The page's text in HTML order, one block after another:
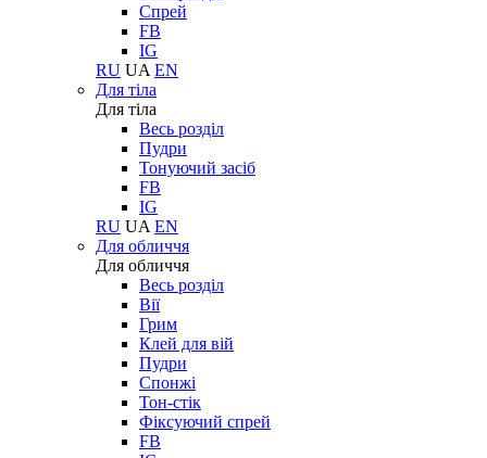
Спрей
FB
IG
RU UA EN
Для тіла
Для тіла
Весь розділ
Пудри
Тонуючий засіб
FB
IG
RU UA EN
Для обличчя
Для обличчя
Весь розділ
Вії
Грим
Клей для вій
Пудри
Спонжі
Тон-стік
Фіксуючий спрей
FB